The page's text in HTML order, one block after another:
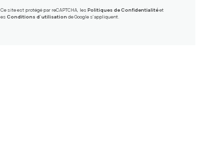
Ce site est protégé par reCAPTCHA, les Politiques de Confidentialitéet
es Conditions d'utilisation de Google s'appliquent.